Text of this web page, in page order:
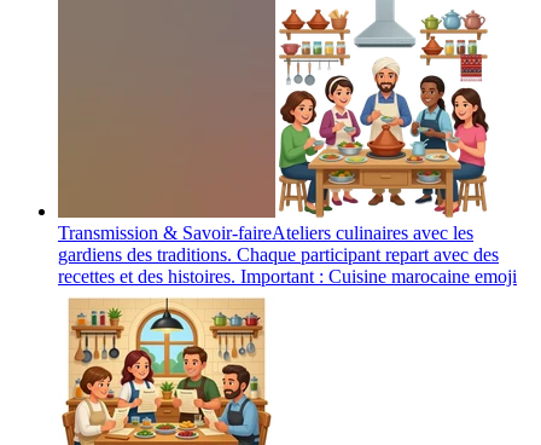
Transmission & Savoir-faireAteliers culinaires avec les
gardiens des traditions. Chaque participant repart avec des
recettes et des histoires. Important : Cuisine marocaine emoji